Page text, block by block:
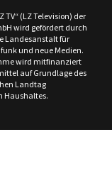
TV“ (LZ Television) der
wird gefördert durch
Landesanstalt für
und neue Medien.
wird mitfinanziert
auf Grundlage des
Landtag
Haushaltes.